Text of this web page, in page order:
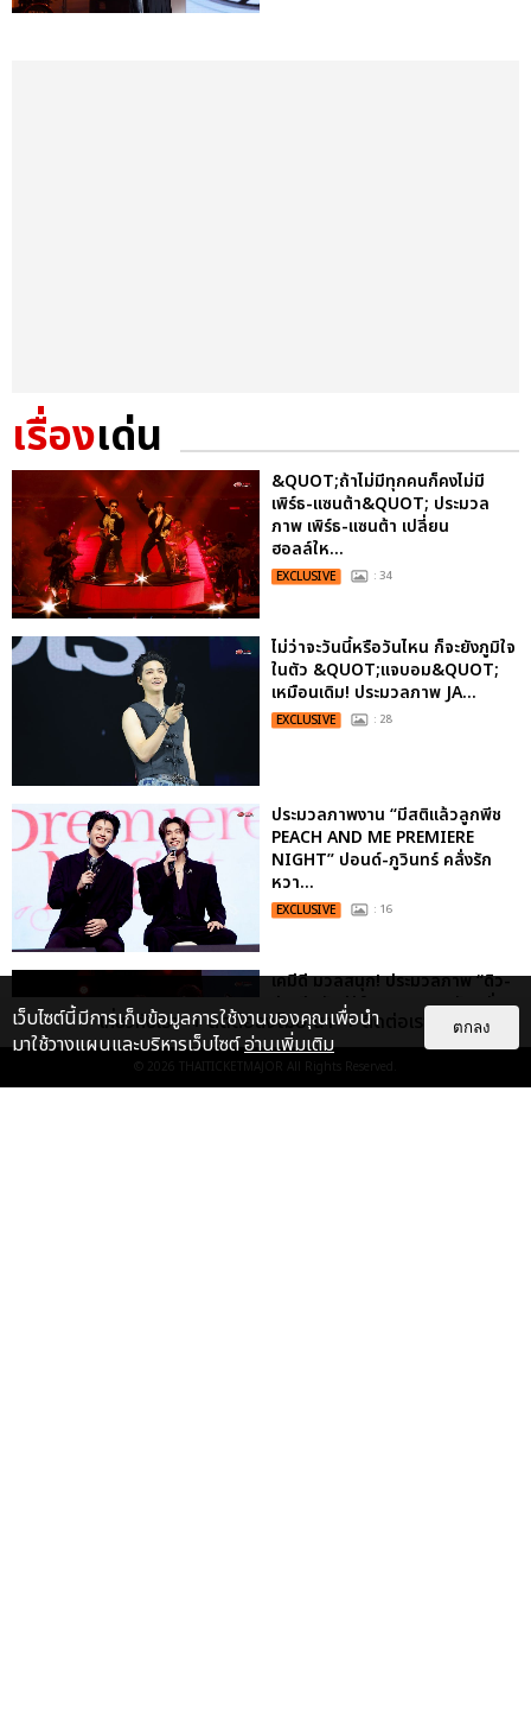
เรื่องเด่น
&QUOT;ถ้าไม่มีทุกคนก็คงไม่มี
เพิร์ธ-แซนต้า&QUOT; ประมวล
ภาพ เพิร์ธ-แซนต้า เปลี่ยน
ฮอลล์ให...
EXCLUSIVE : 34
ไม่ว่าจะวันนี้หรือวันไหน ก็จะยังภูมิใจ
ในตัว &QUOT;แจบอม&QUOT;
เหมือนเดิม! ประมวลภาพ JA...
EXCLUSIVE : 28
ประมวลภาพงาน “มีสติแล้วลูกพีช
PEACH AND ME PREMIERE
NIGHT” ปอนด์-ภูวินทร์ คลั่งรัก
หวา...
EXCLUSIVE : 16
เคมีดี มวลสนุก! ประมวลภาพ “ดิว-
ธี” เปิดตัวซีรีส์ “MR.KILL มังงะสั่ง
ตาย” ในงาน “MR.KILL...
EXCLUSIVE
เกี่ยวกับเรา ติดต่อลงโฆษณา ติดต่อเรา
© 2026 THAITICKETMAJOR All Rights Reserved.
เว็บไซต์นี้มีการเก็บข้อมูลการใช้งานของคุณเพื่อนำ
มาใช้วางแผนและบริหารเว็บไซต์อ่านเพิ่มเติม
ตกลง